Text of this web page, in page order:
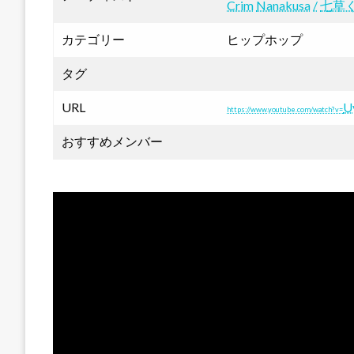
Crim Nanakusa /七草
カテゴリー ヒップホップ
タグ
URL https://www.youtube.com/watch?v=
おすすめメンバー